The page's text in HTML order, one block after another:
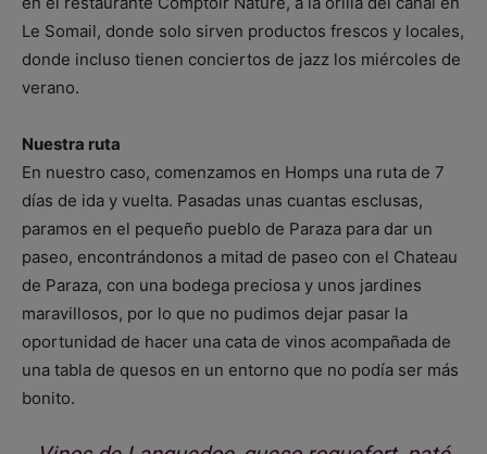
Le Somail, donde solo sirven productos frescos y locales,
donde incluso tienen conciertos de jazz los miércoles de
verano.
Nuestra ruta
En nuestro caso, comenzamos en Homps una ruta de 7
días de ida y vuelta. Pasadas unas cuantas esclusas,
paramos en el pequeño pueblo de Paraza para dar un
paseo, encontrándonos a mitad de paseo con el Chateau
de Paraza, con una bodega preciosa y unos jardines
maravillosos, por lo que no pudimos dejar pasar la
oportunidad de hacer una cata de vinos acompañada de
una tabla de quesos en un entorno que no podía ser más
bonito.